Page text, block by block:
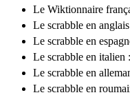
Le Wiktionnaire
Le scrabble en
Le scrabble en
Le scrabble en italien :
Le scrabble en
Le scrabble en